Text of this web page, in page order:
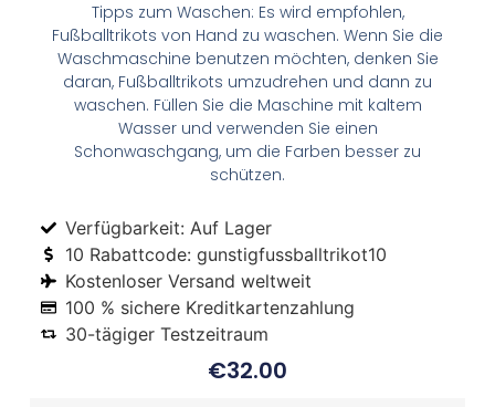
Tipps zum Waschen: Es wird empfohlen,
Fußballtrikots von Hand zu waschen. Wenn Sie die
Waschmaschine benutzen möchten, denken Sie
daran, Fußballtrikots umzudrehen und dann zu
waschen. Füllen Sie die Maschine mit kaltem
Wasser und verwenden Sie einen
Schonwaschgang, um die Farben besser zu
schützen.
Verfügbarkeit: Auf Lager
10 Rabattcode: gunstigfussballtrikot10
Kostenloser Versand weltweit
100 % sichere Kreditkartenzahlung
30-tägiger Testzeitraum
€32.00